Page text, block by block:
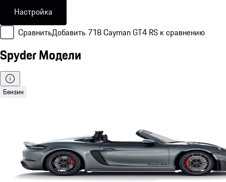
Настройка
СравнитьДобавить 718 Cayman GT4 RS к сравнению
Spyder Модели
Бензин